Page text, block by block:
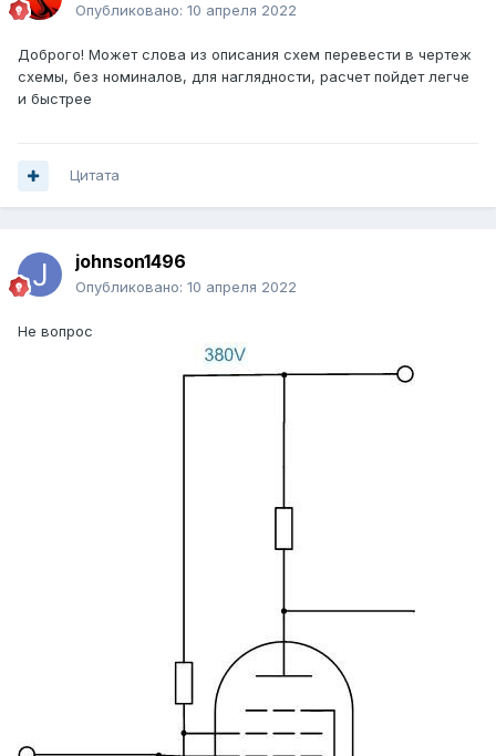
Опубликовано: 10 апреля 2022
Доброго! Может слова из описания схем перевести в чертеж
схемы, без номиналов, для наглядности, расчет пойдет легче
и быстрее
Цитата
johnson1496
Опубликовано: 10 апреля 2022
Не вопрос